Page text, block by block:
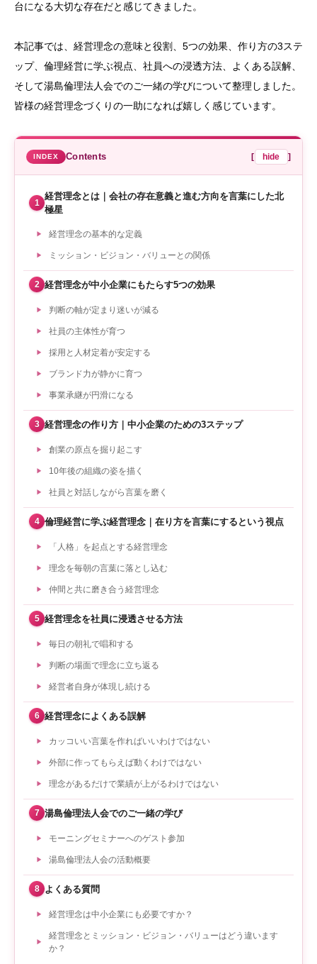
台になる大切な存在だと感じてきました。
本記事では、経営理念の意味と役割、5つの効果、作り方の3ステ
ップ、倫理経営に学ぶ視点、社員への浸透方法、よくある誤解、
そして湯島倫理法人会でのご一緒の学びについて整理しました。
皆様の経営理念づくりの一助になれば嬉しく感じています。
Contents [ hide ]
1
経営理念とは｜会社の存在意義と進む方向を言葉にした北
極星
経営理念の基本的な定義
ミッション・ビジョン・バリューとの関係
2 経営理念が中小企業にもたらす5つの効果
判断の軸が定まり迷いが減る
社員の主体性が育つ
採用と人材定着が安定する
ブランド力が静かに育つ
事業承継が円滑になる
3 経営理念の作り方｜中小企業のための3ステップ
創業の原点を掘り起こす
10年後の組織の姿を描く
社員と対話しながら言葉を磨く
4 倫理経営に学ぶ経営理念｜在り方を言葉にするという視点
「人格」を起点とする経営理念
理念を毎朝の言葉に落とし込む
仲間と共に磨き合う経営理念
5 経営理念を社員に浸透させる方法
毎日の朝礼で唱和する
判断の場面で理念に立ち返る
経営者自身が体現し続ける
6 経営理念によくある誤解
カッコいい言葉を作ればいいわけではない
外部に作ってもらえば動くわけではない
理念があるだけで業績が上がるわけではない
7 湯島倫理法人会でのご一緒の学び
モーニングセミナーへのゲスト参加
湯島倫理法人会の活動概要
8 よくある質問
経営理念は中小企業にも必要ですか？
経営理念とミッション・ビジョン・バリューはどう違います
か？